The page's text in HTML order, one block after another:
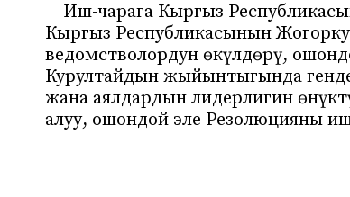
Иш-чарага Кыргыз
Кыргыз Республикасынын
ведомстволордун өкүлдөрү,
Курултайдын жыйынтыгында
жана аялдардын лидерлигин
алуу, ошондой эле Резолюцияны